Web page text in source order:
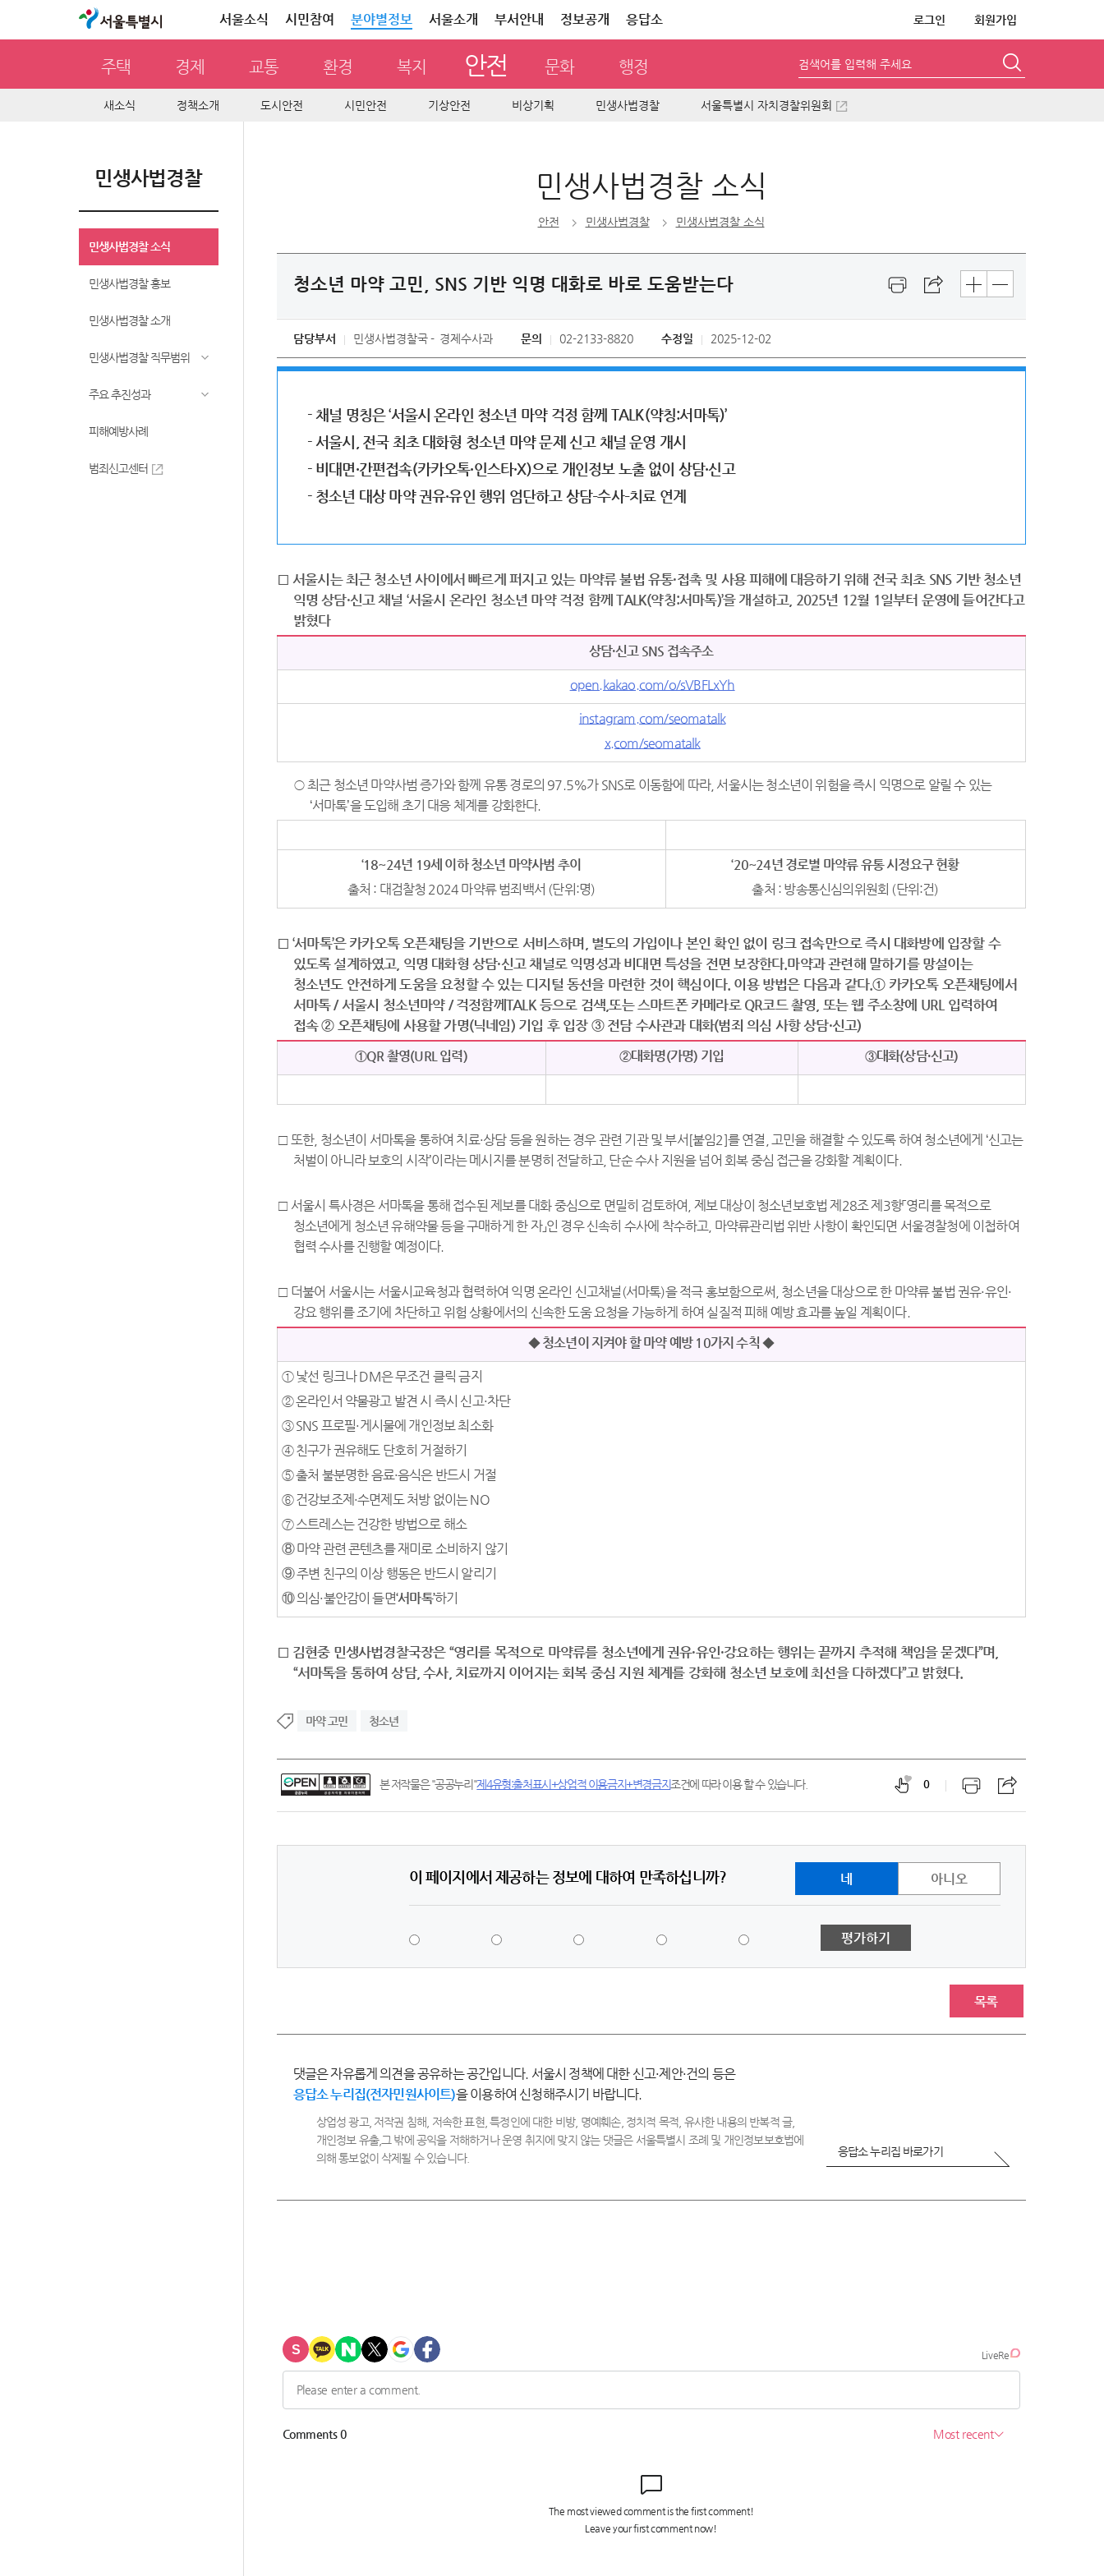
서울특별시 서울소식 시민참여 분야별정보 서울소개 부서안내 정보공개 응답소 로그인 회원가입
주택 경제 교통 환경 복지 안전 문화 행정 검색어를 입력해 주세요
새소식 정책소개 도시안전 시민안전 기상안전 비상기획 민생사법경찰 서울특별시 자치경찰위원회
민생사법경찰
민생사법경찰 소식
민생사법경찰 홍보
민생사법경찰 소개
민생사법경찰 직무범위
주요 추진성과
피해예방사례
범죄신고센터
민생사법경찰 소식
안전 민생사법경찰 민생사법경찰 소식
청소년 마약 고민, SNS 기반 익명 대화로 바로 도움받는다
담당부서 민생사법경찰국 경제수사과 문의 02-2133-8820 수정일 2025-12-02
- 채널 명칭은 ‘서울시 온라인 청소년 마약 걱정 함께 TALK(약칭:서마톡)’
- 서울시, 전국 최초 대화형 청소년 마약 문제 신고 채널 운영 개시
- 비대면·간편접속(카카오톡·인스타·X)으로 개인정보 노출 없이 상담·신고
- 청소년 대상 마약 권유·유인 행위 엄단하고 상담–수사–치료 연계
□ 서울시는 최근 청소년 사이에서 빠르게 퍼지고 있는 마약류 불법 유통·접촉 및 사용 피해에 대응하기 위해 전국 최초 SNS 기반 청소년
익명 상담·신고 채널 ‘서울시 온라인 청소년 마약 걱정 함께 TALK(약칭:서마톡)’을 개설하고, 2025년 12월 1일부터 운영에 들어간다고
밝혔다
상담·신고 SNS 접속주소
open.kakao.com/o/sVBFLxYh
instagram.com/seomatalk
x.com/seomatalk
○ 최근 청소년 마약사범 증가와 함께 유통 경로의 97.5%가 SNS로 이동함에 따라, 서울시는 청소년이 위험을 즉시 익명으로 알릴 수 있는
‘서마톡’을 도입해 초기 대응 체계를 강화한다.
‘18~24년 19세 이하 청소년 마약사범 추이
출처 : 대검찰청 2024 마약류 범죄백서 (단위:명)
‘20~24년 경로별 마약류 유통 시정요구 현황
출처 : 방송통신심의위원회 (단위:건)
□ ‘서마톡’은 카카오톡 오픈채팅을 기반으로 서비스하며, 별도의 가입이나 본인 확인 없이 링크 접속만으로 즉시 대화방에 입장할 수
있도록 설계하였고, 익명 대화형 상담·신고 채널로 익명성과 비대면 특성을 전면 보장한다.마약과 관련해 말하기를 망설이는
청소년도 안전하게 도움을 요청할 수 있는 디지털 동선을 마련한 것이 핵심이다. 이용 방법은 다음과 같다.① 카카오톡 오픈채팅에서
서마톡 / 서울시 청소년마약 / 걱정함께TALK 등으로 검색,또는 스마트폰 카메라로 QR코드 촬영, 또는 웹 주소창에 URL 입력하여
접속 ② 오픈채팅에 사용할 가명(닉네임) 기입 후 입장 ③ 전담 수사관과 대화(범죄 의심 사항 상담·신고)
①QR 촬영(URL 입력) ②대화명(가명) 기입 ③대화(상담·신고)
□ 또한, 청소년이 서마톡을 통하여 치료·상담 등을 원하는 경우 관련 기관 및 부서[붙임2]를 연결, 고민을 해결할 수 있도록 하여 청소년에게 ‘신고는
처벌이 아니라 보호의 시작’이라는 메시지를 분명히 전달하고, 단순 수사 지원을 넘어 회복 중심 접근을 강화할 계획이다.
□ 서울시 특사경은 서마톡을 통해 접수된 제보를 대화 중심으로 면밀히 검토하여, 제보 대상이 청소년보호법 제28조 제3항「영리를 목적으로
청소년에게 청소년 유해약물 등을 구매하게 한 자」인 경우 신속히 수사에 착수하고, 마약류관리법 위반 사항이 확인되면 서울경찰청에 이첩하여
협력 수사를 진행할 예정이다.
□ 더불어 서울시는 서울시교육청과 협력하여 익명 온라인 신고채널(서마톡)을 적극 홍보함으로써, 청소년을 대상으로 한 마약류 불법 권유·유인·
강요 행위를 조기에 차단하고 위험 상황에서의 신속한 도움 요청을 가능하게 하여 실질적 피해 예방 효과를 높일 계획이다.
◆ 청소년이 지켜야 할 마약 예방 10가지 수칙 ◆
① 낯선 링크나 DM은 무조건 클릭 금지
② 온라인서 약물광고 발견 시 즉시 신고·차단
③ SNS 프로필·게시물에 개인정보 최소화
④ 친구가 권유해도 단호히 거절하기
⑤ 출처 불분명한 음료·음식은 반드시 거절
⑥ 건강보조제·수면제도 처방 없이는 NO
⑦ 스트레스는 건강한 방법으로 해소
⑧ 마약 관련 콘텐츠를 재미로 소비하지 않기
⑨ 주변 친구의 이상 행동은 반드시 알리기
⑩ 의심·불안감이 들면‘서마톡’하기
□ 김현중 민생사법경찰국장은 “영리를 목적으로 마약류를 청소년에게 권유·유인·강요하는 행위는 끝까지 추적해 책임을 묻겠다”며,
“서마톡을 통하여 상담, 수사, 치료까지 이어지는 회복 중심 지원 체계를 강화해 청소년 보호에 최선을 다하겠다”고 밝혔다.
마약 고민 청소년
0
본 저작물은 "공공누리"제4유형:출처표시+상업적 이용금지+변경금지조건에 따라 이용 할 수 있습니다.
이 페이지에서 제공하는 정보에 대하여 만족하십니까? 네 아니오
평가하기
목록
댓글은 자유롭게 의견을 공유하는 공간입니다. 서울시 정책에 대한 신고·제안·건의 등은
응답소 누리집(전자민원사이트)을 이용하여 신청해주시기 바랍니다.
상업성 광고, 저작권 침해, 저속한 표현, 특정인에 대한 비방, 명예훼손, 정치적 목적, 유사한 내용의 반복적 글,
개인정보 유출,그 밖에 공익을 저해하거나 운영 취지에 맞지 않는 댓글은 서울특별시 조례 및 개인정보보호법에
의해 통보없이 삭제될 수 있습니다.
응답소 누리집 바로가기